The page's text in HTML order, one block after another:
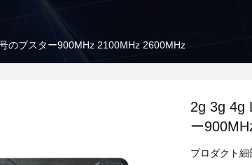
のブスター900MHz 2100MHz 2600MHz
2g 3g 4g
ー
プロダクト細